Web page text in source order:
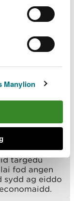
Manylion
ein hoes
dybryd
gyda
Cymru
diwethaf.
mwy o
yn dod hyd
newid yn yr
hwn
sydd ei
i bobl dros y
sgyrsiau
targedu
fod angen
sydd ag eiddo